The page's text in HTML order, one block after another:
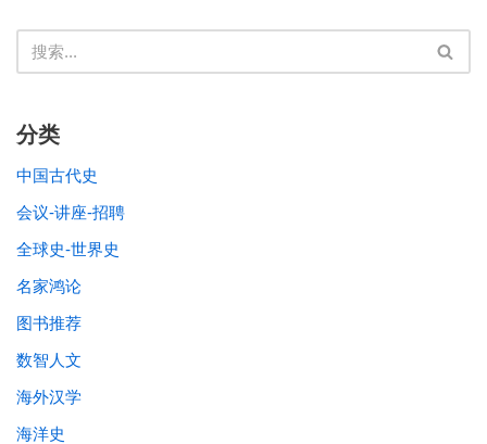
分类
中国古代史
会议-讲座-招聘
全球史-世界史
名家鸿论
图书推荐
数智人文
海外汉学
海洋史